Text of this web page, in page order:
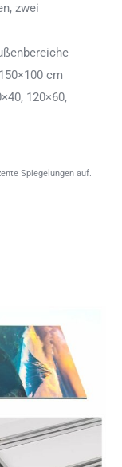
zwei
cm
120×60,
Spiegelungen auf.